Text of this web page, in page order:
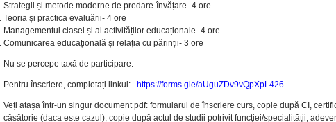
Strategii și metode moderne de predare-învățare- 4 ore
Teoria și practica evaluării- 4 ore
Managementul clasei și al activităților educaționale- 4 ore
Comunicarea educațională și relația cu părinții- 3 ore
Nu se percepe taxă de participare.
Pentru înscriere, completați linkul: https://forms.gle/aUguZDv9vQpXpL426
Veți atașa într-un singur document pdf: formularul de înscriere curs, copie după CI,
căsătorie (daca este cazul), copie după actul de studii potrivit funcţiei/specialităţii,